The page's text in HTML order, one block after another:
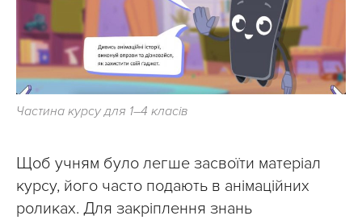
Частина курсу для 1–4 класів
Щоб учням було легше засвоїти матеріал
курсу, його часто подають в анімаційних
роликах. Для закріплення знань